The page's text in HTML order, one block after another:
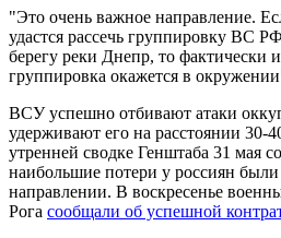
"Это очень важное направление.
удастся рассечь группировку ВС
берегу реки Днепр, то фактически
группировка окажется в
ВСУ успешно отбивают атаки
удерживают его на расстоянии 30-
утренней сводке Генштаба 31 мая
наибольшие потери у россиян
направлении. В воскресенье
Рога сообщали об успешной